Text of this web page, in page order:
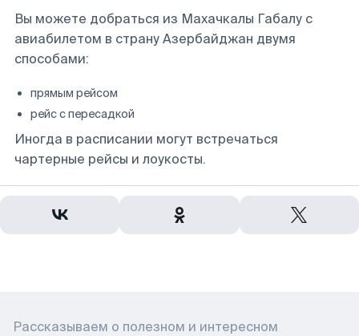
Вы можете добраться из Махачкалы Габалу с
авиабилетом в страну Азербайджан двумя
способами:
прямым рейсом
рейс с пересадкой
Иногда в расписании могут встречаться
чартерные рейсы и лоукосты.
Рассказываем о полезном и интересном